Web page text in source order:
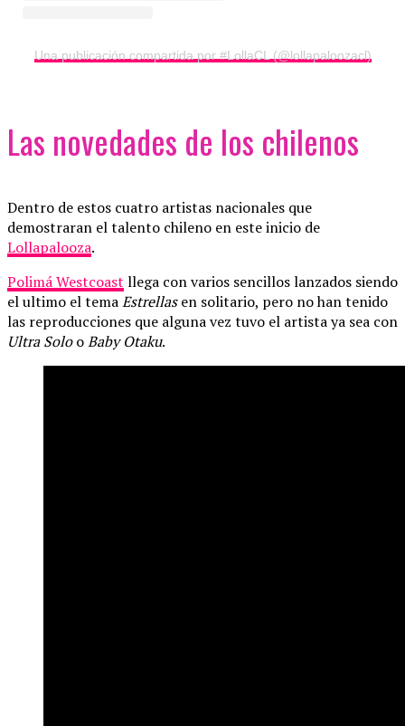
Una publicación compartida por #LollaCL (@lollapaloozacl)
Las novedades de los chilenos
Dentro de estos cuatro artistas nacionales que
demostraran el talento chileno en este inicio de
Lollapalooza.
Polimá Westcoast llega con varios sencillos lanzados siendo
el ultimo el temaEstrellasen solitario, pero no han tenido
las reproducciones que alguna vez tuvo el artista ya sea con
Ultra SolooBaby Otaku.